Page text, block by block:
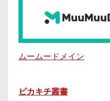
ムームードメイン
ピカキチ叢書